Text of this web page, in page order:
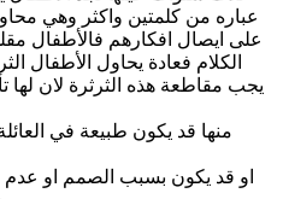
عباره من كلمتين واكثر وهي
على ايصال افكارهم فالأطفال
الكلام فعادة يحاول الأطفال
يجب مقاطعة هذه الثرثرة لان لها
منها قد يكون طبيعة في
او قد يكون بسبب الصمم او